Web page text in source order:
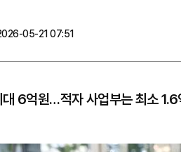
05-21 07:51
대 6억원…적자 사업부는 최소 1.6